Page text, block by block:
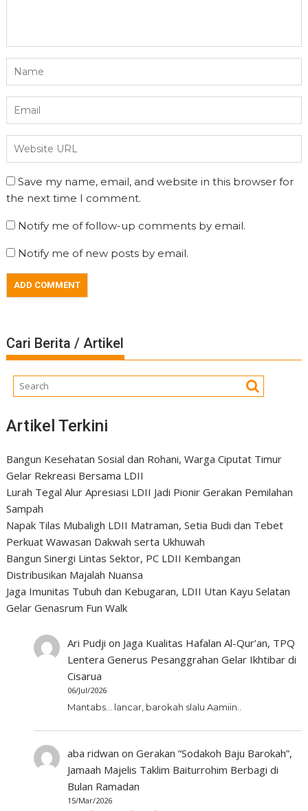
Save my name, email, and website in this browser for
the next time I comment.
Notify me of follow-up comments by email.
Notify me of new posts by email.
Cari Berita / Artikel
Artikel Terkini
Bangun Kesehatan Sosial dan Rohani, Warga Ciputat Timur
Gelar Rekreasi Bersama LDII
Lurah Tegal Alur Apresiasi LDII Jadi Pionir Gerakan Pemilahan
Sampah
Napak Tilas Mubaligh LDII Matraman, Setia Budi dan Tebet
Perkuat Wawasan Dakwah serta Ukhuwah
Bangun Sinergi Lintas Sektor, PC LDII Kembangan
Distribusikan Majalah Nuansa
Jaga Imunitas Tubuh dan Kebugaran, LDII Utan Kayu Selatan
Gelar Genasrum Fun Walk
Ari Pudji on Jaga Kualitas Hafalan Al-Qur’an, TPQ
Lentera Generus Pesanggrahan Gelar Ikhtibar di
Cisarua
06/Jul/2026
Mantabs... lancar, barokah slalu Aamiin..
aba ridwan onGerakan “Sodakoh Baju Barokah”,
Jamaah Majelis Taklim Baiturrohim Berbagi di
Bulan Ramadan
15/Mar/2026